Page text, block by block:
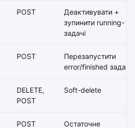
POST
Деактивувати +
зупинити running-
задачі
POST
Перезапустити
error/finished задачі
DELETE,
POST
Soft-delete
POST
Остаточне